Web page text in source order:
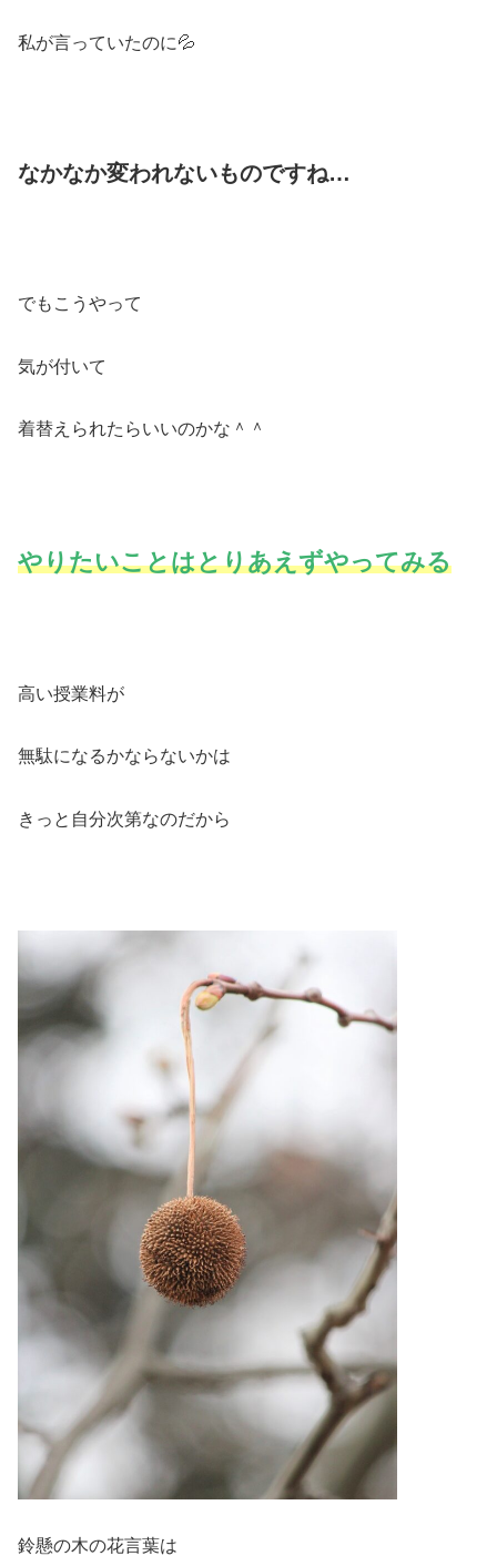
私が言っていたのに💦
なかなか変われないものですね…
でもこうやって
気が付いて
着替えられたらいいのかな＾＾
やりたいことはとりあえずやってみる
高い授業料が
無駄になるかならないかは
きっと自分次第なのだから
鈴懸の木の花言葉は